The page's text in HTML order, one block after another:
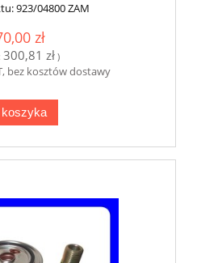
923/04800 ZAM
zł
300,81 zł)
bez kosztów dostawy
koszyka